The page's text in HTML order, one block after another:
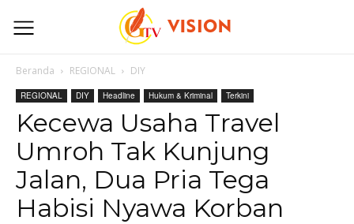
Beranda REGIONAL DIY
REGIONAL DIY Headline Hukum & Kriminal Terkini
Kecewa Usaha Travel
Umroh Tak Kunjung
Jalan, Dua Pria Tega
Habisi Nyawa Korban